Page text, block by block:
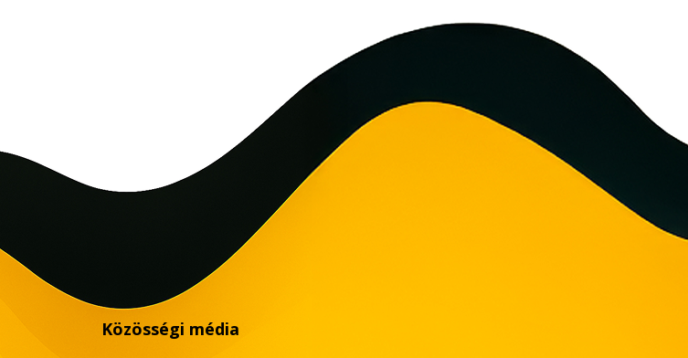
Közösségi média